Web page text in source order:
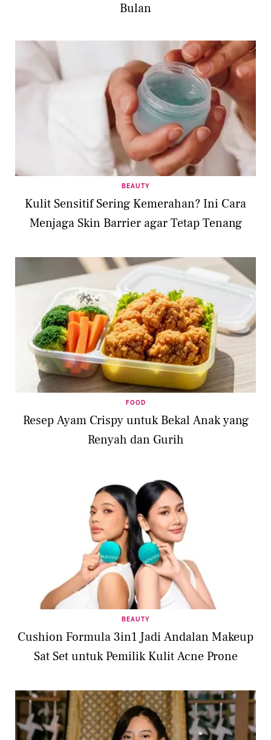
Bulan
BEAUTY
Kulit Sensitif Sering Kemerahan? Ini Cara
Menjaga Skin Barrier agar Tetap Tenang
FOOD
Resep Ayam Crispy untuk Bekal Anak yang
Renyah dan Gurih
BEAUTY
Cushion Formula 3in1 Jadi Andalan Makeup
Sat Set untuk Pemilik Kulit Acne Prone